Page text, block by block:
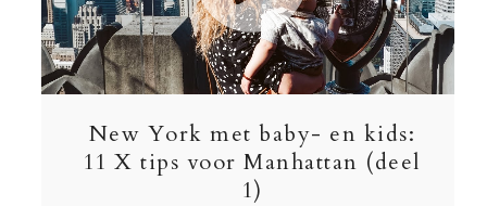
New York met baby- en kids:
11 X tips voor Manhattan (deel
1)